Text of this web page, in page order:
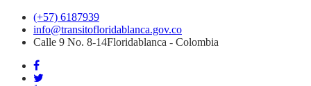
(+57) 6187939
info@transitofloridablanca.gov.co
Calle 9 No. 8-14Floridablanca - Colombia